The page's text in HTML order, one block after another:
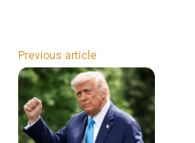
Previous article